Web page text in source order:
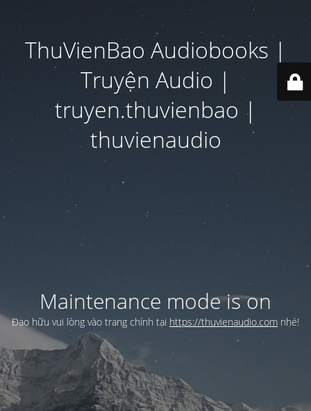
ThuVienBao Audiobooks |
Truyện Audio |
truyen.thuvienbao |
thuvienaudio
Maintenance mode is on
Đạo hữu vui lòng vào trang chính tại https://thuvienaudio.com nhé!